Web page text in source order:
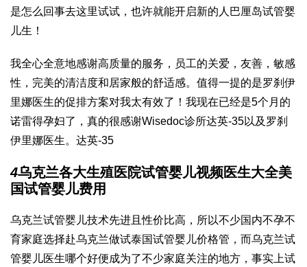
是怎么回事去这里试试，也许就能开启新的人 巴厘岛试管婴
儿生！
我全心全意地感谢高质量的服务，员工的关爱，友善，敏感
性，完美的清洁度和居家般的舒适感。值得一提的是罗刹伊
里娜医生的促排方案对我太有效了！我现在已经是5个月的
诺雷得孕妇了，真的很感谢Wisedoc诊所达英-35以及罗刹
伊里娜医生。 达英-35
4乌克兰各大生殖医院试管婴儿视频医生大全美
国试管婴儿费用
乌克兰试管婴儿技术先进且性价比高，所以不少国内不孕不
育家庭选择赴乌克兰做试泰国试管婴儿价格管，而乌克兰试
管婴儿医生哪个好便成为了不少家庭关注的地方，事实上试